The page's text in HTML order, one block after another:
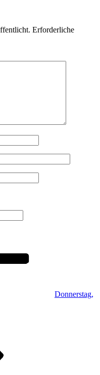
Erforderliche
Donnerstag,